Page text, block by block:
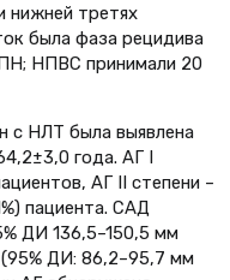
нижней третях
была фаза рецидива
НПВС принимали 20
с НЛТ была выявлена
года. АГ I
АГ II степени –
пациента. САД
ДИ 136,5–150,5 мм
ДИ: 86,2–95,7 мм